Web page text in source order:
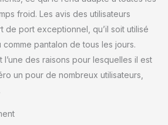
froid. Les avis des utilisateurs
de port exceptionnel, qu’il soit utilisé
pantalon de tous les jours.
des raisons pour lesquelles il est
un pour de nombreux utilisateurs,